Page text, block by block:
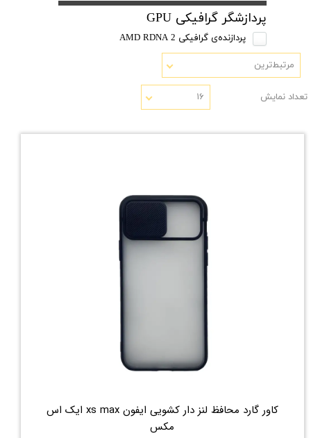
پردازشگر گرافیکی GPU
پردازنده‌ی گرافیکی AMD RDNA 2
مرتبط‌ترین
تعداد نمایش ۱۶
کاور گارد محافظ لنز دار کشویی ایفون xs max ایک اس
مکس